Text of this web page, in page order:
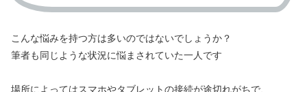
こんな悩みを持つ方は多いのではないでしょうか？
筆者も同じような状況に悩まされていた一人です
場所によってはスマホやタブレットの接続が途切れがちで、